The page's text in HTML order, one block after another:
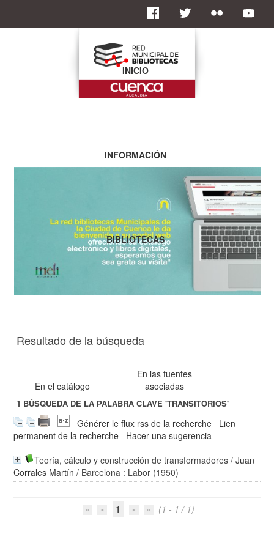
Resultado de la búsqueda
En el catálogo
En las fuentes
asociadas
1 BÚSQUEDA DE LA PALABRA CLAVE'TRANSITORIOS'
Générer le flux rss de la recherche
Lien
permanent de la recherche
Hacer una sugerencia
Teoría, cálculo y construcción de transformadores /Juan
Corrales Martín / Barcelona : Labor (1950)
1 (1 - 1 / 1)
INICIO
INFORMACIÓN
BIBLIOTECAS